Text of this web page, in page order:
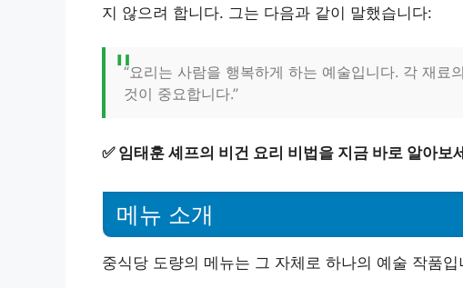
지 않으려 합니다. 그는 다음과 같이 말했습니다:
“요리는 사람을 행복하게 하는 예술입니다. 각 재료
것이 중요합니다.”
✅ 임태훈 셰프의 비건 요리 비법을 지금 바로 알아보
메뉴 소개
중식당 도량의 메뉴는 그 자체로 하나의 예술 작품